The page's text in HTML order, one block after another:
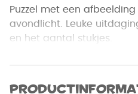
Puzzel met een
avondlicht. Leuke
en het aantal stukjes.